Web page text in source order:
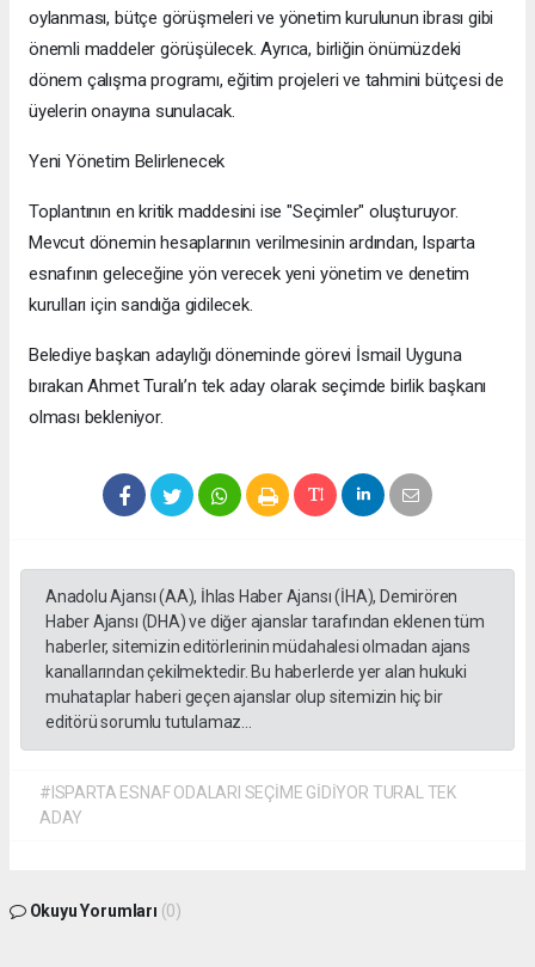
oylanması, bütçe görüşmeleri ve yönetim kurulunun ibrası gibi
önemli maddeler görüşülecek. Ayrıca, birliğin önümüzdeki
dönem çalışma programı, eğitim projeleri ve tahmini bütçesi de
üyelerin onayına sunulacak.
​Yeni Yönetim Belirlenecek
Toplantının en kritik maddesini ise "Seçimler" oluşturuyor.
Mevcut dönemin hesaplarının verilmesinin ardından, Isparta
esnafının geleceğine yön verecek yeni yönetim ve denetim
kurulları için sandığa gidilecek.
Belediye başkan adaylığı döneminde görevi İsmail Uyguna
bırakan Ahmet Turalı’n tek aday olarak seçimde birlik başkanı
olması bekleniyor.
Anadolu Ajansı (AA), İhlas Haber Ajansı (İHA), Demirören
Haber Ajansı (DHA) ve diğer ajanslar tarafından eklenen tüm
haberler, sitemizin editörlerinin müdahalesi olmadan ajans
kanallarından çekilmektedir. Bu haberlerde yer alan hukuki
muhataplar haberi geçen ajanslar olup sitemizin hiç bir
editörü sorumlu tutulamaz...
#ISPARTA ESNAF ODALARI SEÇİME GİDİYOR TURAL TEK
ADAY
Okuyu Yorumları (0)